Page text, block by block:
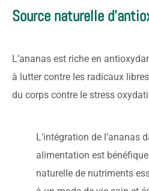
Source naturelle
L’ananas est riche en
à lutter contre les radicaux
du corps contre le stress
L’intégration de l’ananas
alimentation est
naturelle de nutriments